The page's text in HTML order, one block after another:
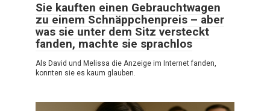
Sie kauften einen Gebrauchtwagen
zu einem Schnäppchenpreis – aber
was sie unter dem Sitz versteckt
fanden, machte sie sprachlos
Als David und Melissa die Anzeige im Internet fanden,
konnten sie es kaum glauben.